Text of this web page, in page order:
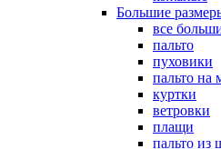
Большие
все
пальто
пуховики
пальто на
куртки
ветровки
плащи
пальто из